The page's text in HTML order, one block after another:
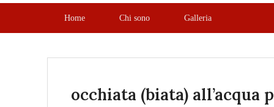
Home Chi sono Galleria
occhiata (biata) all’acqua